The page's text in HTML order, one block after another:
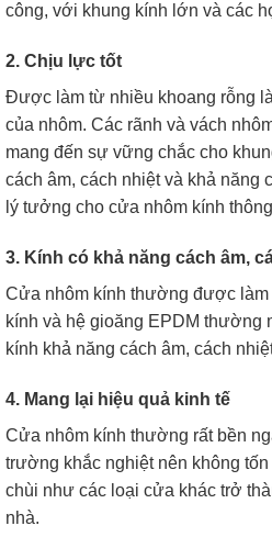
công, với khung kính lớn và các
2. Chịu lực tốt
Được làm từ nhiều khoang rỗng
của nhôm. Các rãnh và vách
mang đến sự vững chắc cho
cách âm, cách nhiệt và khả năng
lý tưởng cho cửa nhôm kính
3. Kính có khả năng cách âm,
Cửa nhôm kính thường được
kính và hệ gioăng EPDM thường
kính khả năng cách âm, cách
4. Mang lại hiệu quả kinh tế
Cửa nhôm kính thường rất bền
trường khắc nghiệt nên không
chùi như các loại cửa khác trở
nhà.